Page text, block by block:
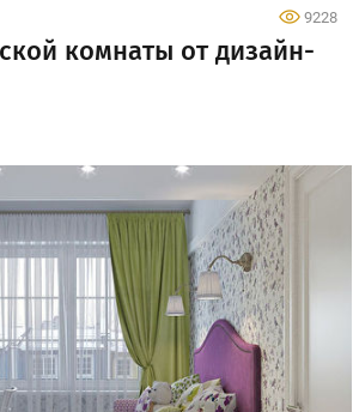
9228
комнаты от дизайн-